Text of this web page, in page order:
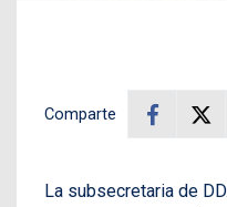
Comparte
La subsecretaria de